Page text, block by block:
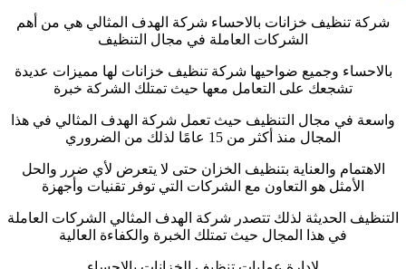
شركة تنظيف خزانات بالاحساء شركة الهدف المثالي هي من أهم
الشركات العاملة في مجال التنظيف
بالاحساء وجميع ضواحيها شركة تنظيف خزانات لها مميزات عديدة
تشجعك على التعامل معها حيث تمتلك الشركة خبرة
واسعة في مجال التنظيف حيث تعمل شركة الهدف المثالي في هذا
المجال منذ أكثر من 15 عامًا لذلك من الضروري
الاهتمام والعناية بتنظيف الخزان حتى لا يتعرض لأي ضرر والحل
الأمثل هو التعاون مع الشركات التي توفر تقنيات وأجهزة
التنظيف الحديثة لذلك تتصدر شركة الهدف المثالي الشركات العاملة
في هذا المجال حيث تمتلك الخبرة والكفاءة العالية